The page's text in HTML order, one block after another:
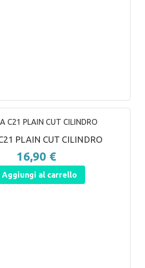
PLAIN CUT CILINDRO
16,90 €
Aggiungi al carrello